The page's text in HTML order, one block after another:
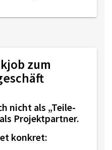
zum
nicht als „Teile-
Projektpartner.
konkret: